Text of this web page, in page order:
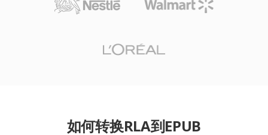
如何转换RLA到EPUB